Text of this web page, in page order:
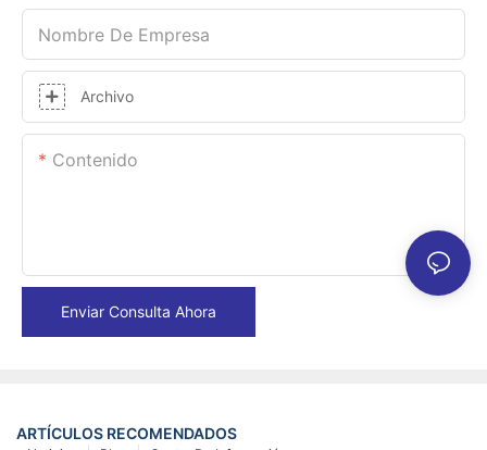
Nombre De Empresa
Archivo
Contenido
Enviar Consulta Ahora
ARTÍCULOS RECOMENDADOS